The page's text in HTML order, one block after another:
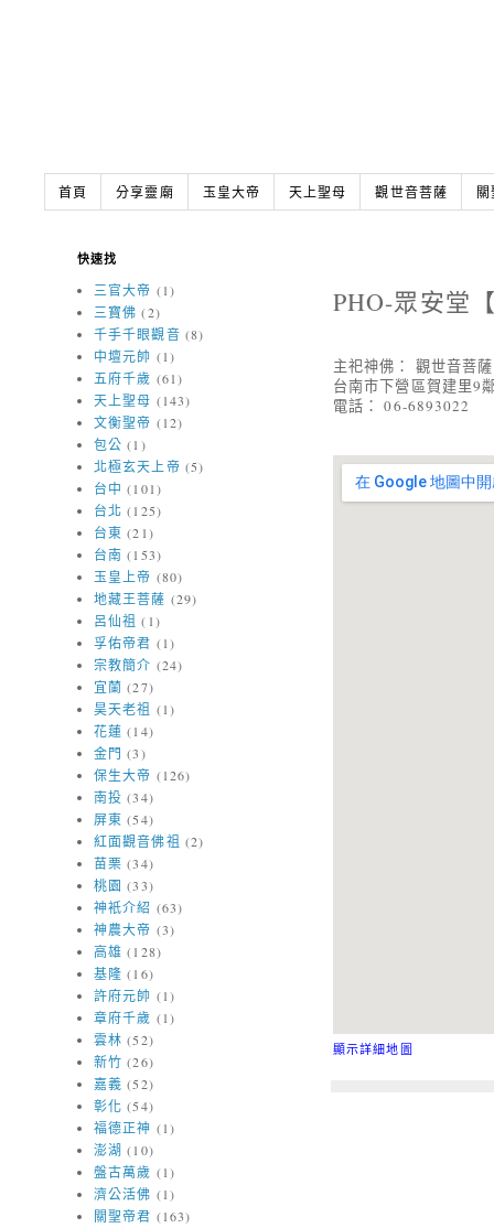
首頁 分享靈廟 玉皇大帝 天上聖母 觀世音菩薩
PHO-眾安堂
主祀神佛： 觀世音菩薩
台南市下營區賀建里9
電話： 06-6893022
顯示詳細地圖
快速找
三官大帝 (1)
三寶佛 (2)
千手千眼觀音 (8)
中壇元帥 (1)
五府千歲 (61)
天上聖母 (143)
文衡聖帝 (12)
包公 (1)
北極玄天上帝 (5)
台中 (101)
台北 (125)
台東 (21)
台南 (153)
玉皇上帝 (80)
地藏王菩薩 (29)
呂仙祖 (1)
孚佑帝君 (1)
宗教簡介 (24)
宜蘭 (27)
昊天老祖 (1)
花蓮 (14)
金門 (3)
保生大帝 (126)
南投 (34)
屏東 (54)
紅面觀音佛祖 (2)
苗栗 (34)
桃園 (33)
神衹介紹 (63)
神農大帝 (3)
高雄 (128)
基隆 (16)
許府元帥 (1)
章府千歲 (1)
雲林 (52)
新竹 (26)
嘉義 (52)
彰化 (54)
福德正神 (1)
澎湖 (10)
盤古萬歲 (1)
濟公活佛 (1)
關聖帝君 (163)